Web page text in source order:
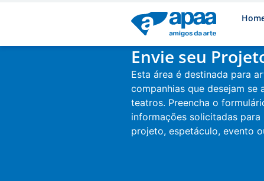
Envie seu
Esta área é destinada para
companhias que desejam se
teatros. Preencha o
informações solicitadas para
projeto, espetáculo, evento